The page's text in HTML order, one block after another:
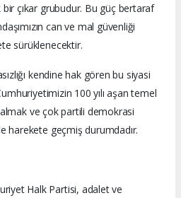
çıkar grubudur. Bu güç bertaraf
can ve mal güvenliği
sürüklenecektir.
kendine hak gören bu siyasi
100 yılı aşan temel
ve çok partili demokrasi
harekete geçmiş durumdadır.
Halk Partisi, adalet ve